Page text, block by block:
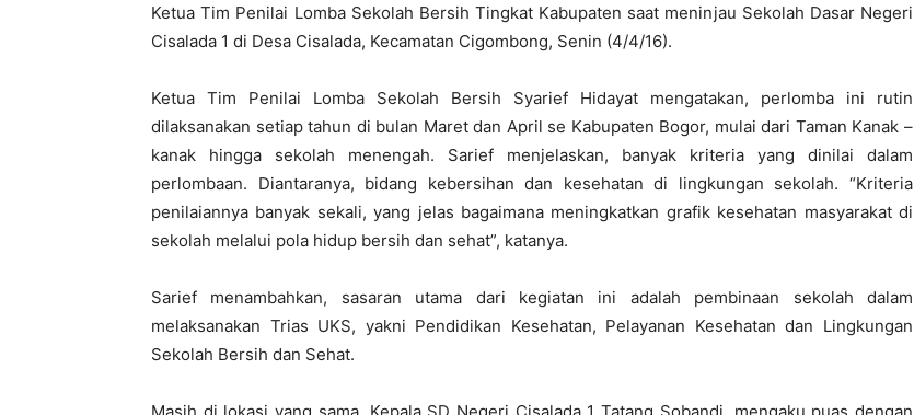
Ketua Tim Penilai Lomba Sekolah Bersih Tingkat Kabupaten saat meninjau Sekolah Dasar Negeri
Cisalada 1 di Desa Cisalada, Kecamatan Cigombong, Senin (4/4/16).
Ketua Tim Penilai Lomba Sekolah Bersih Syarief Hidayat mengatakan, perlomba ini rutin
dilaksanakan setiap tahun di bulan Maret dan April se Kabupaten Bogor, mulai dari Taman Kanak –
kanak hingga sekolah menengah. Sarief menjelaskan, banyak kriteria yang dinilai dalam
perlombaan. Diantaranya, bidang kebersihan dan kesehatan di lingkungan sekolah. “Kriteria
penilaiannya banyak sekali, yang jelas bagaimana meningkatkan grafik kesehatan masyarakat di
sekolah melalui pola hidup bersih dan sehat”, katanya.
Sarief menambahkan, sasaran utama dari kegiatan ini adalah pembinaan sekolah dalam
melaksanakan Trias UKS, yakni Pendidikan Kesehatan, Pelayanan Kesehatan dan Lingkungan
Sekolah Bersih dan Sehat.